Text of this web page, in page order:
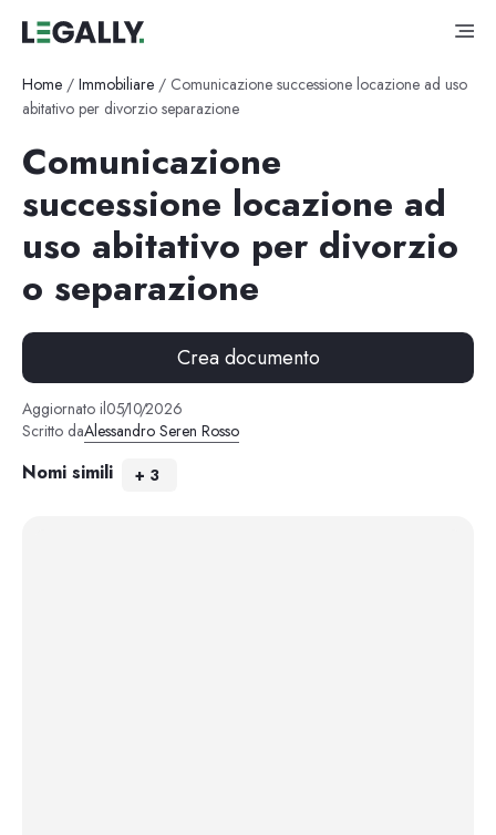
Home / Immobiliare / Comunicazione successione locazione ad uso
abitativo per divorzio separazione
Comunicazione
successione locazione ad
uso abitativo per divorzio
o separazione
Crea documento
Aggiornato il05/10/2026
Scritto daAlessandro Seren Rosso
Nomi simili + 3